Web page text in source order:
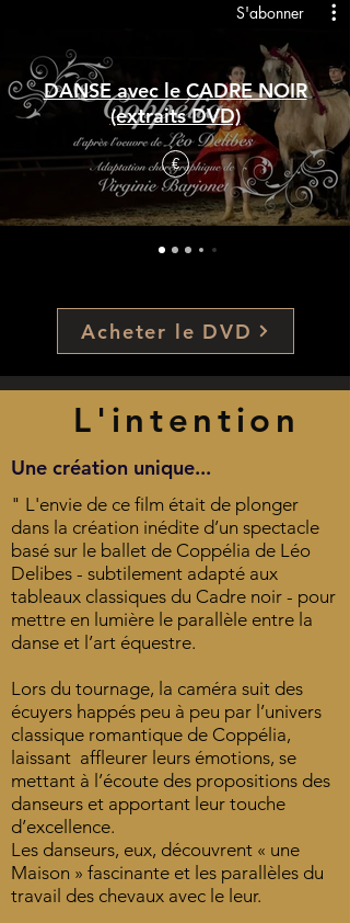
S'abonner
DANSE avec le CADRE NOIR
(extraits DVD)
€
Acheter le DVD
L'intention
Une création unique...
" L'envie de ce film était de plonger
dans la création inédite d’un spectacle
basé sur le ballet de Coppélia de Léo
Delibes - subtilement adapté aux
tableaux classiques du Cadre noir - pour
mettre en lumière le parallèle entre la
danse et l’art équestre.
Lors du tournage, la caméra suit des
écuyers happés peu à peu par l’univers
classique romantique de Coppélia,
laissant affleurer leurs émotions, se
mettant à l’écoute des propositions des
danseurs et apportant leur touche
d’excellence.
Les danseurs, eux, découvrent « une
Maison » fascinante et les parallèles du
travail des chevaux avec le leur.